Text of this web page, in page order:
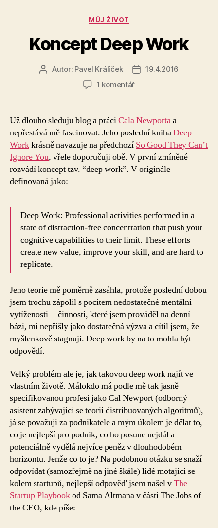
Rubriky
MŮJ ŽIVOT
Koncept Deep Work
AutorAutor: Pavel Králíček
Datum
19.4.2016
1 komentářu
názvem
Koncept
Deep
Work
Už dlouho sleduju blog a práciCala Newportaa
nepřestává mě fascinovat. Jeho poslední knihaDeep
Workkrásně navazuje na předchozí So Good They Can’t
Ignore You, vřele doporučuji obě. V první zmíněné
rozvádí koncept tzv. “deep work”. V originále
definovaná jako:
Deep Work: Professional activities performed in a
state of distraction-free concentration that push your
cognitive capabilities to their limit. These efforts
create new value, improve your skill, and are hard to
replicate.
Jeho teorie mě poměrně zasáhla, protože poslední dobou
jsem trochu zápolil s pocitem nedostatečné mentální
vytíženosti — činnosti, které jsem prováděl na denní
bázi, mi nepřišly jako dostatečná výzva a cítil jsem, že
myšlenkově stagnuji. Deep work by na to mohla být
odpovědí.
Velký problém ale je, jak takovou deep work najít ve
vlastním životě. Málokdo má podle mě tak jasně
specifikovanou profesi jako Cal Newport (odborný
asistent zabývající se teorií distribuovaných algoritmů),
já se považuji za podnikatele a mým úkolem je dělat to,
co je nejlepší pro podnik, co ho posune nejdál a
potenciálně vydělá nejvíce peněz v dlouhodobém
horizontu. Jenže co to je? Na podobnou otázku se snaží
odpovídat (samozřejmě na jiné škále) lidé motající se
kolem startupů, nejlepší odpověď jsem našel vThe
Startup Playbookod Sama Altmana v části The Jobs of
the CEO, kde píše: